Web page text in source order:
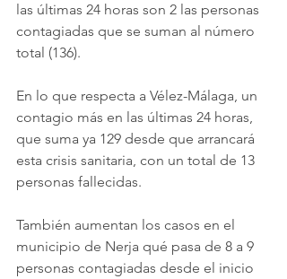
las últimas 24 horas son 2 las personas
contagiadas que se suman al número
total (136).
En lo que respecta a Vélez-Málaga, un
contagio más en las últimas 24 horas,
que suma ya 129 desde que arrancará
esta crisis sanitaria, con un total de 13
personas fallecidas.
También aumentan los casos en el
municipio de Nerja qué pasa de 8 a 9
personas contagiadas desde el inicio